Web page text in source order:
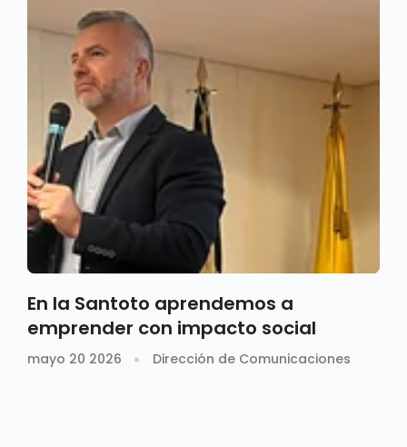
En la Santoto aprendemos a
emprender con impacto social
mayo 20 2026 Dirección de Comunicaciones